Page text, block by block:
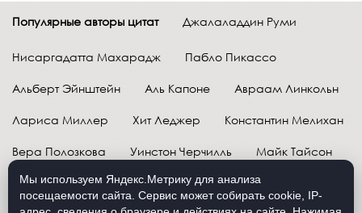
Популярные авторы цитат Джалаладдин Руми
Нисаргадатта Махарадж Пабло Пикассо
Альберт Эйнштейн Аль Капоне Авраам Линкольн
Лариса Миллер Хит Леджер Константин Мелихан
Вера Полозкова Уинстон Черчилль Майк Тайсон
Марк Твен Расул Гамзатов Грег Плитт
Мы используем Яндекс.Метрику для анализа
посещаемости сайта. Сервис может собирать cookie, IP-